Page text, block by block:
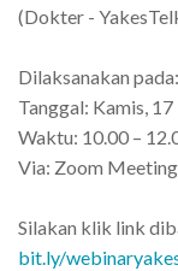
(Dokter -
Dilaksanakan pada:
Tanggal: Kamis,
Waktu: 10.00 –
Via: Zoom Meeting
Silakan klik link
bit.ly/